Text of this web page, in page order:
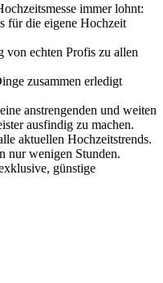
immer lohnt:
für die eigene Hochzeit
von echten Profis zu allen
zusammen erledigt
anstrengenden und weiten
ausfindig zu machen.
aktuellen Hochzeitstrends.
nur wenigen Stunden.
günstige